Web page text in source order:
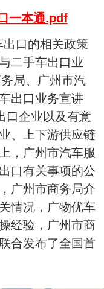
一本通.pdf
口的相关政策
二手车出口业
局、广州市汽
出口业务宣讲
口企业以及有意
、上下游供应链
，广州市汽车服
口有关事项的公
广州市商务局介
情况，广物优车
经验，广州市商
合发布了全国首